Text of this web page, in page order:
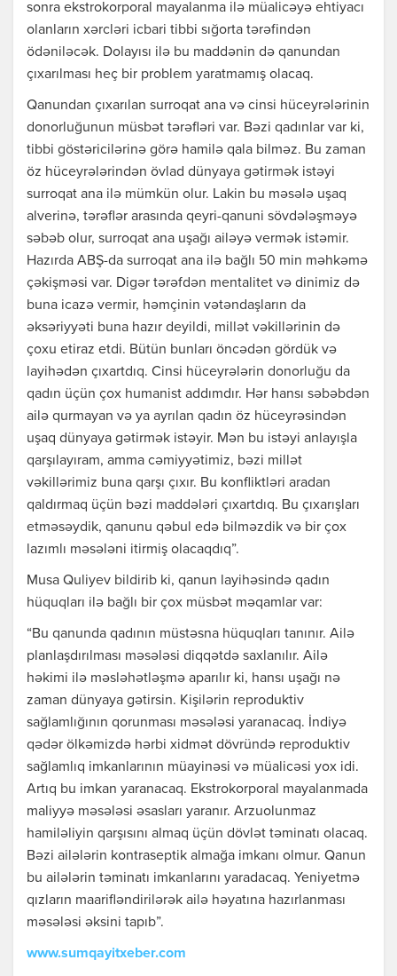
sonra ekstrokorporal mayalanma ilə müalicəyə ehtiyacı
olanların xərcləri icbari tibbi sığorta tərəfindən
ödəniləcək. Dolayısı ilə bu maddənin də qanundan
çıxarılması heç bir problem yaratmamış olacaq.
Qanundan çıxarılan surroqat ana və cinsi hüceyrələrinin
donorluğunun müsbət tərəfləri var. Bəzi qadınlar var ki,
tibbi göstəricilərinə görə hamilə qala bilməz. Bu zaman
öz hüceyrələrindən övlad dünyaya gətirmək istəyi
surroqat ana ilə mümkün olur. Lakin bu məsələ uşaq
alverinə, tərəflər arasında qeyri-qanuni sövdələşməyə
səbəb olur, surroqat ana uşağı ailəyə vermək istəmir.
Hazırda ABŞ-da surroqat ana ilə bağlı 50 min məhkəmə
çəkişməsi var. Digər tərəfdən mentalitet və dinimiz də
buna icazə vermir, həmçinin vətəndaşların da
əksəriyyəti buna hazır deyildi, millət vəkillərinin də
çoxu etiraz etdi. Bütün bunları öncədən gördük və
layihədən çıxartdıq. Cinsi hüceyrələrin donorluğu da
qadın üçün çox humanist addımdır. Hər hansı səbəbdən
ailə qurmayan və ya ayrılan qadın öz hüceyrəsindən
uşaq dünyaya gətirmək istəyir. Mən bu istəyi anlayışla
qarşılayıram, amma cəmiyyətimiz, bəzi millət
vəkillərimiz buna qarşı çıxır. Bu konfliktləri aradan
qaldırmaq üçün bəzi maddələri çıxartdıq. Bu çıxarışları
etməsəydik, qanunu qəbul edə bilməzdik və bir çox
lazımlı məsələni itirmiş olacaqdıq”.
Musa Quliyev bildirib ki, qanun layihəsində qadın
hüquqları ilə bağlı bir çox müsbət məqamlar var:
“Bu qanunda qadının müstəsna hüquqları tanınır. Ailə
planlaşdırılması məsələsi diqqətdə saxlanılır. Ailə
həkimi ilə məsləhətləşmə aparılır ki, hansı uşağı nə
zaman dünyaya gətirsin. Kişilərin reproduktiv
sağlamlığının qorunması məsələsi yaranacaq. İndiyə
qədər ölkəmizdə hərbi xidmət dövründə reproduktiv
sağlamlıq imkanlarının müayinəsi və müalicəsi yox idi.
Artıq bu imkan yaranacaq. Ekstrokorporal mayalanmada
maliyyə məsələsi əsasları yaranır. Arzuolunmaz
hamiləliyin qarşısını almaq üçün dövlət təminatı olacaq.
Bəzi ailələrin kontraseptik almağa imkanı olmur. Qanun
bu ailələrin təminatı imkanlarını yaradacaq. Yeniyetmə
qızların maarifləndirilərək ailə həyatına hazırlanması
məsələsi əksini tapıb”.
www.sumqayitxeber.com